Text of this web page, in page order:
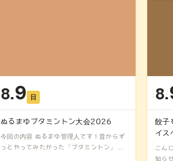
8.9 日
ぬるまゆブタミントン大会2026
今回の内容 ぬるまゆ管理人です！昔からず
っとやってみたかった「ブタミントン」、
8.
餃子
イス
こん
知ら